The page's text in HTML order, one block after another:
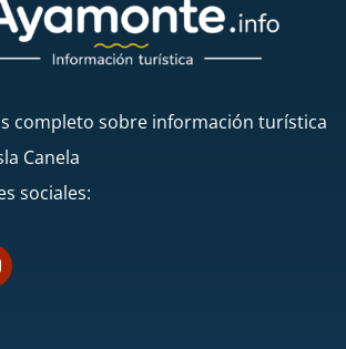
completo sobre información turística
Canela
sociales: